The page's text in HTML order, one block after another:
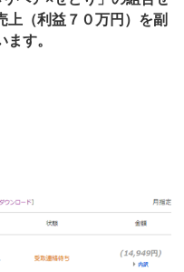
上（利益７０万円）を副
す。